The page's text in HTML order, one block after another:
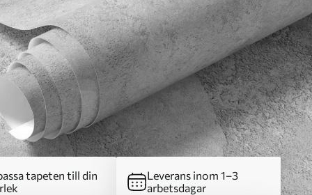
tapeten till din
Leverans inom 1–3
arbetsdagar